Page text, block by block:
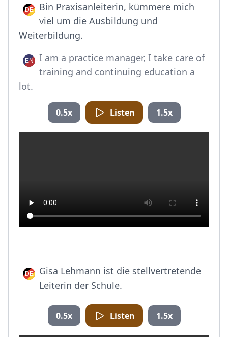
Bin Praxisanleiterin, kümmere mich
viel um die Ausbildung und
Weiterbildung.
I am a practice manager, I take care of
training and continuing education a
lot.
0.5x Listen 1.5x
Gisa Lehmann ist die stellvertretende
Leiterin der Schule.
0.5x Listen 1.5x